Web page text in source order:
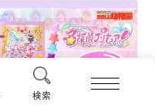
検索